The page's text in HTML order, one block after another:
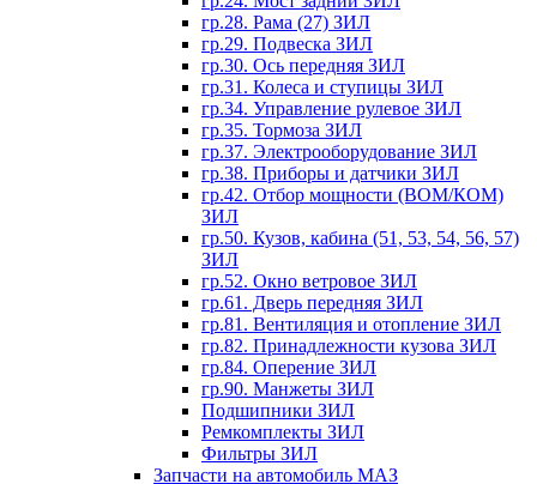
гр.28. Рама (27) ЗИЛ
гр.29. Подвеска ЗИЛ
гр.30. Ось передняя ЗИЛ
гр.31. Колеса и ступицы ЗИЛ
гр.34. Управление рулевое ЗИЛ
гр.35. Тормоза ЗИЛ
гр.37. Электрооборудование ЗИЛ
гр.38. Приборы и датчики ЗИЛ
гр.42. Отбор мощности (ВОМ/КОМ)
ЗИЛ
гр.50. Кузов, кабина (51, 53, 54, 56, 57)
ЗИЛ
гр.52. Окно ветровое ЗИЛ
гр.61. Дверь передняя ЗИЛ
гр.81. Вентиляция и отопление ЗИЛ
гр.82. Принадлежности кузова ЗИЛ
гр.84. Оперение ЗИЛ
гр.90. Манжеты ЗИЛ
Подшипники ЗИЛ
Ремкомплекты ЗИЛ
Фильтры ЗИЛ
Запчасти на автомобиль МАЗ